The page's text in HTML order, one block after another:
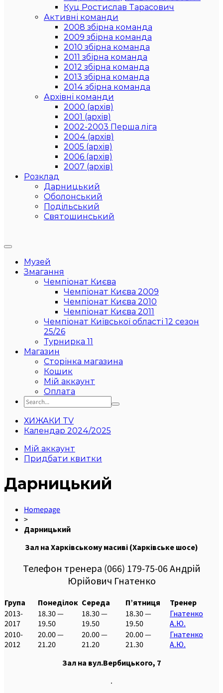
Куц Ростислав Тарасович
Активні команди
2008 збірна команда
2009 збірна команда
2010 збірна команда
2011 збірна команда
2012 збірна команда
2013 збірна команда
2014 збірна команда
Архівні команди
2000 (архів)
2001 (архів)
2002-2003 Перша ліга
2004 (архів)
2005 (архів)
2006 (архів)
2007 (архів)
Розклад
Дарницький
Оболонський
Подільський
Святошинський
Музей
Змагання
Чемпіонат Києва
Чемпіонат Києва 2009
Чемпіонат Києва 2010
Чемпіонат Києва 2011
Чемпіонат Київської області 12 сезон
25/26
Турнирка 11
Магазин
Сторінка магазина
Кошик
Мій аккаунт
Оплата
ХИЖАКИ TV
Календар 2024/2025
Мій аккаунт
Придбати квитки
Дарницький
Homepage
>
Дарницький
Зал на Харківському масиві (Харківське шосе)
Телефон тренера (066) 179-75-06 Андрій
Юрійович Гнатенко
Група Понеділок Середа П’ятниця
Тренер
2013-
2017
18.30 —
19.50
18.30 —
19.50
18.30 —
19.50
Гнатенко
А.Ю.
2010-
2012
20.00 —
21.20
20.00 —
21.20
20.00 —
21.30
Гнатенко
А.Ю.
Зал на вул.Вербицького, 7
.